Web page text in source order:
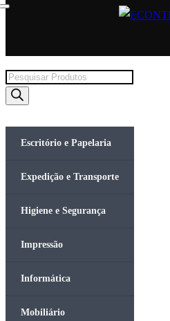
Products
search
Escritório e Papelaria
Expedição e Transporte
Higiene e Segurança
Impressão
Informática
Mobiliário